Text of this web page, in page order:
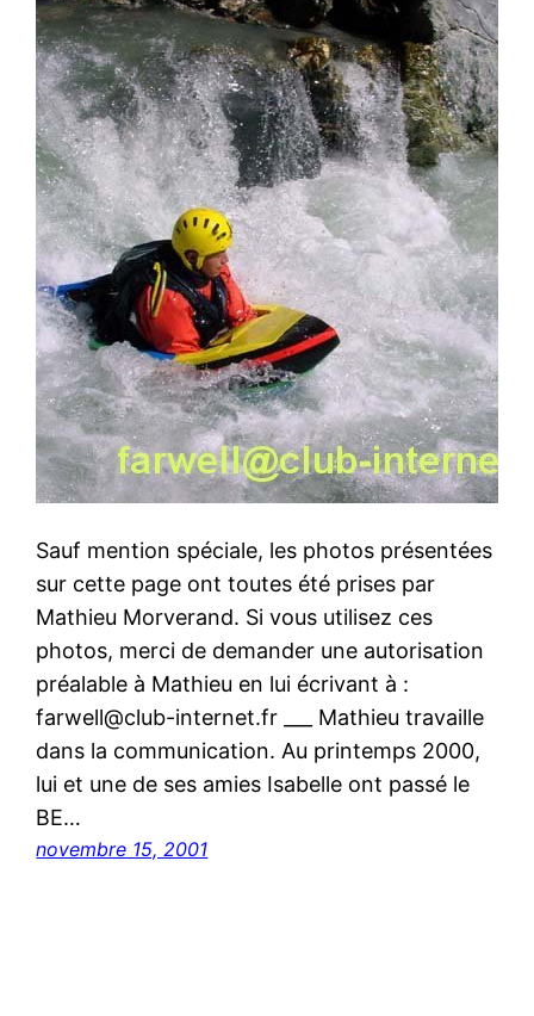
Sauf mention spéciale, les photos présentées
sur cette page ont toutes été prises par
Mathieu Morverand. Si vous utilisez ces
photos, merci de demander une autorisation
préalable à Mathieu en lui écrivant à :
farwell@club-internet.fr ___ Mathieu travaille
dans la communication. Au printemps 2000,
lui et une de ses amies Isabelle ont passé le
BE…
novembre 15, 2001